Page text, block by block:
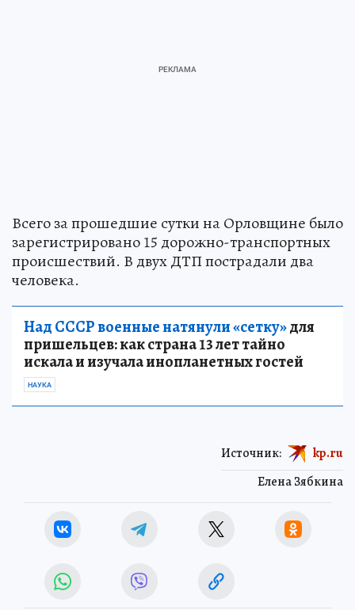
Всего за прошедшие сутки на Орловщине было
зарегистрировано 15 дорожно-транспортных
происшествий. В двух ДТП пострадали два
человека.
Над СССР военные натянули «сетку»для
пришельцев: как страна 13 лет тайно
искала и изучала инопланетных гостей
НАУКА
Елена Зябкина
Источник: kp.ru